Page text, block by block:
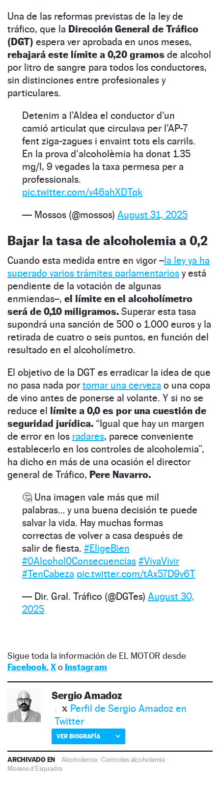
Una de las reformas previstas de la ley de
tráfico, que la Dirección General de Tráfico
(DGT) espera ver aprobada en unos meses,
rebajará este límite a 0,20 gramos de alcohol
por litro de sangre para todos los conductores,
sin distinciones entre profesionales y
particulares.
Detenim a l’Aldea el conductor d’un
camió articulat que circulava per l’AP-7
fent ziga-zagues i envaint tots els carrils.
En la prova d'alcoholèmia ha donat 1.35
mg/l, 9 vegades la taxa permesa per a
professionals.
pic.twitter.com/v46ahXDTqk
— Mossos (@mossos) August 31, 2025
Bajar la tasa de alcoholemia a 0,2
Cuando esta medida entre en vigor –la ley ya ha
superado varios trámites parlamentarios y está
pendiente de la votación de algunas
enmiendas–, el límite en el alcoholímetro
será de 0,10 miligramos. Superar esta tasa
supondrá una sanción de 500 o 1.000 euros y la
retirada de cuatro o seis puntos, en función del
resultado en el alcoholímetro.
El objetivo de la DGT es erradicar la idea de que
no pasa nada por tomar una cerveza o una copa
de vino antes de ponerse al volante. Y si no se
reduce el límite a 0,0 es por una cuestión de
seguridad jurídica. “Igual que hay un margen
de error en los radares, parece conveniente
establecerlo en los controles de alcoholemia”,
ha dicho en más de una ocasión el director
general de Tráfico, Pere Navarro.
🤔 Una imagen vale más que mil
palabras… y una buena decisión te puede
salvar la vida. Hay muchas formas
correctas de volver a casa después de
salir de fiesta. #EligeBien
#0Alcohol0Consecuencias #VivaVivir
#TenCabeza pic.twitter.com/tAx57D9v6T
— Dir. Gral. Tráfico (@DGTes) August 30,
2025
Sigue toda la información de EL MOTOR desde
Facebook, Xo Instagram
Sergio Amadoz
Perfil de Sergio Amadoz en
Twitter
VER BIOGRAFÍA
ARCHIVADO EN Alcoholemia·Controles alcoholemia·
Mossos d'Esquadra